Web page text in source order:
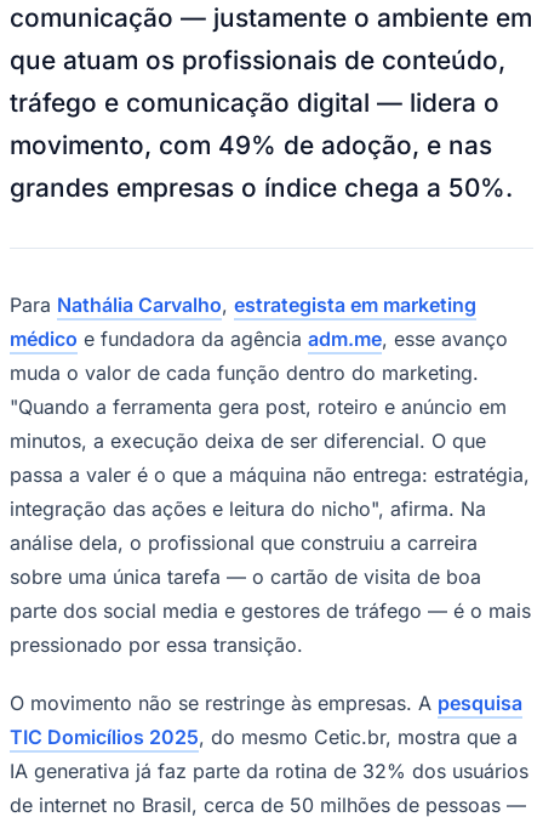
Brasileirão Série A
Brasileirão Série B
Paulistão
Libertadores
Copa América
Premier League
Times - Ir direto
comunicação — justamente o ambiente em
que atuam os profissionais de conteúdo,
tráfego e comunicação digital — lidera o
movimento, com 49% de adoção, e nas
grandes empresas o índice chega a 50%.
Para Nathália Carvalho, estrategista em marketing
médico e fundadora da agência adm.me, esse avanço
muda o valor de cada função dentro do marketing.
"Quando a ferramenta gera post, roteiro e anúncio em
minutos, a execução deixa de ser diferencial. O que
passa a valer é o que a máquina não entrega: estratégia,
integração das ações e leitura do nicho", afirma. Na
análise dela, o profissional que construiu a carreira
sobre uma única tarefa — o cartão de visita de boa
parte dos social media e gestores de tráfego — é o mais
pressionado por essa transição.
O movimento não se restringe às empresas. A pesquisa
TIC Domicílios 2025, do mesmo Cetic.br, mostra que a
IA generativa já faz parte da rotina de 32% dos usuários
de internet no Brasil, cerca de 50 milhões de pessoas —